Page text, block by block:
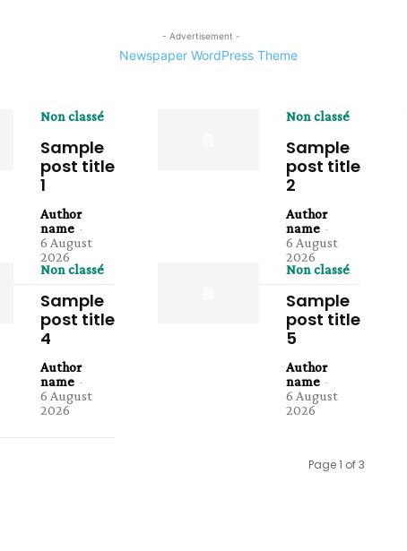
- Advertisement -
Non classé
Sample
post title
1
Author
name -
6 August
2026
Non classé
Sample
post title
2
Author
name -
6 August
2026
Non classé
Sample
post title
4
Author
name -
6 August
2026
Non classé
Sample
post title
5
Author
name -
6 August
2026
Page 1 of 3